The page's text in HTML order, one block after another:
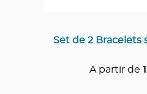
Set de 2 Bracelets
A partir de